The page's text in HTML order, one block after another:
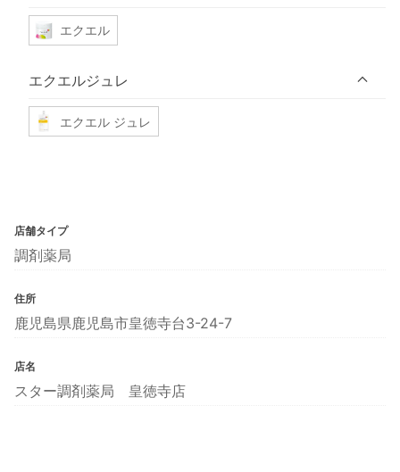
エクエル
エクエルジュレ
エクエル ジュレ
店舗タイプ
調剤薬局
住所
鹿児島県鹿児島市皇徳寺台3-24-7
店名
スター調剤薬局 皇徳寺店